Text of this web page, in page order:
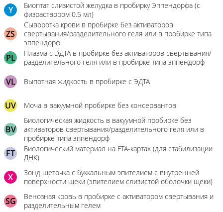
Y
Биоптат слизистой желудка в пробирку Эппендорфа (с
физраствором 0.5 мл)
ZS
Сыворотка крови в пробирке без активаторов
свертывания/разделительного геля или в пробирке типа
эппендорф
PL
Плазма с ЭДТА в пробирке без активаторов свертывания/
разделительного геля или в пробирке типа эппендорф
VL Выпотная жидкость в пробирке с ЭДТА
UV Моча в вакуумной пробирке без консервантов
BV
Биологическая жидкость в вакуумной пробирке без
активаторов свертывания/разделительного геля или в
пробирке типа эппендорф
FT
Биологический материал на FTA-картах (для стабилизации
ДНК)
X
Зонд щеточка с буккальным эпителием с внутренней
поверхности щеки (эпителием слизистой оболочки щеки)
SG
Венозная кровь в пробирке с активатором свертывания и
разделительным гелем